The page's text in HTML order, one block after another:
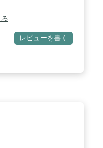
る
レビューを書く